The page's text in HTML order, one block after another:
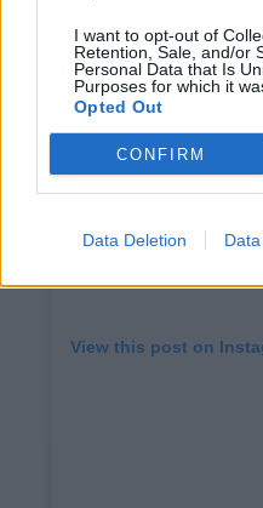
I want to opt-out of
Retention, Sale, and/or
Personal Data that Is
Purposes for which it
Opted Out
CONFIRM
Data Deletion
View this post on